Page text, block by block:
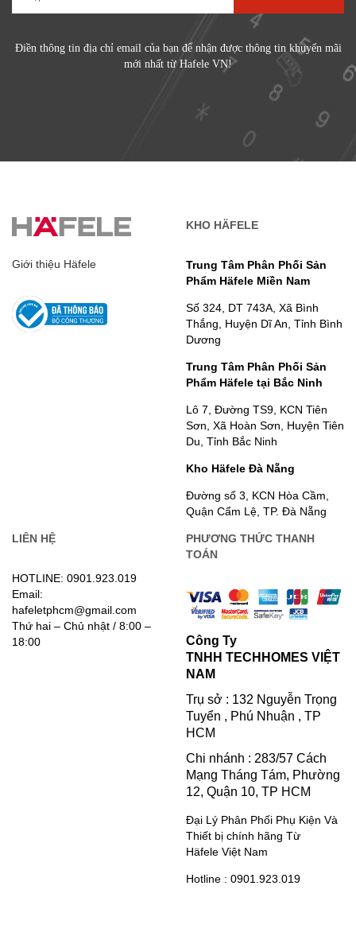
Điền thông tin địa chỉ email của bạn để nhận được thông tin khuyến mãi
mới nhất từ Hafele VN!
Giới thiệu Häfele
KHO HÄFELE
Trung Tâm Phân Phối Sản
Phẩm Häfele Miền Nam
Số 324, DT 743A, Xã Bình
Thắng, Huyện Dĩ An, Tỉnh Bình
Dương
Trung Tâm Phân Phối Sản
Phẩm Häfele tại Bắc Ninh
Lô 7, Đường TS9, KCN Tiên
Sơn, Xã Hoàn Sơn, Huyện Tiên
Du, Tỉnh Bắc Ninh
Kho Häfele Đà Nẵng
Đường số 3, KCN Hòa Cầm,
Quận Cẩm Lệ, TP. Đà Nẵng
LIÊN HỆ
HOTLINE: 0901.923.019
Email:
hafeletphcm@gmail.com
Thứ hai – Chủ nhật / 8:00 –
18:00
PHƯƠNG THỨC THANH
TOÁN
Công Ty
TNHH TECHHOMES VIỆT
NAM
Trụ sở : 132 Nguyễn Trọng
Tuyển , Phú Nhuận , TP
HCM
Chi nhánh : 283/57 Cách
Mạng Tháng Tám, Phường
12, Quận 10, TP HCM
Đại Lý Phân Phối Phụ Kiện Và
Thiết bị chính hãng Từ
Häfele Việt Nam
Hotline : 0901.923.019